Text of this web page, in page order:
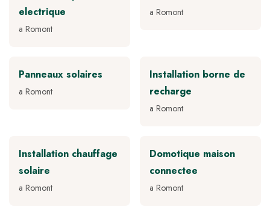
electrique
a Romont
a Romont
Panneaux solaires
a Romont
Installation borne de
recharge
a Romont
Installation chauffage
solaire
a Romont
Domotique maison
connectee
a Romont